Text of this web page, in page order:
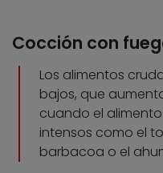
Cocción con
Los alimentos
bajos, que
cuando el
intensos como el
barbacoa o el